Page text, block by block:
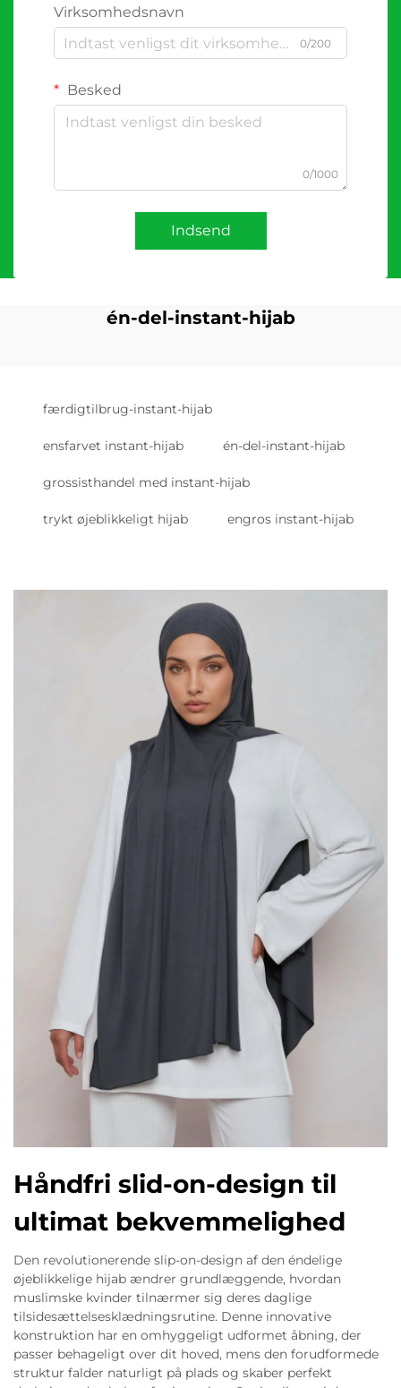
Virksomhedsnavn
0/200
Besked
0/1000
Indsend
én-del-instant-hijab
færdigtilbrug-instant-hijab
ensfarvet instant-hijab én-del-instant-hijab
grossisthandel med instant-hijab
trykt øjeblikkeligt hijab engros instant-hijab
Håndfri slid-on-design til
ultimat bekvemmelighed
Den revolutionerende slip-on-design af den éndelige
øjeblikkelige hijab ændrer grundlæggende, hvordan
muslimske kvinder tilnærmer sig deres daglige
tilsidesættelsesklædningsrutine. Denne innovative
konstruktion har en omhyggeligt udformet åbning, der
passer behageligt over dit hoved, mens den forudformede
struktur falder naturligt på plads og skaber perfekt